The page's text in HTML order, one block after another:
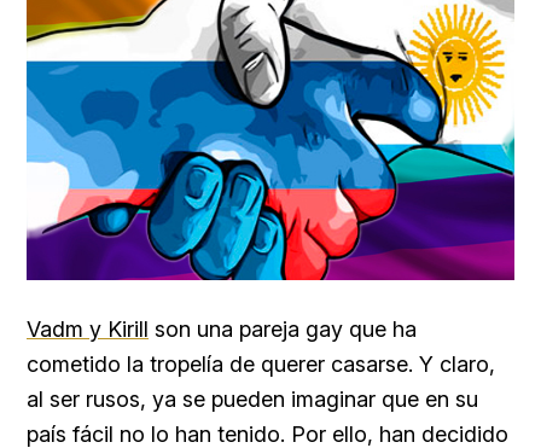
Vadm y Kirill son una pareja gay que ha
cometido la tropelía de querer casarse. Y claro,
al ser rusos, ya se pueden imaginar que en su
país fácil no lo han tenido. Por ello, han decidido